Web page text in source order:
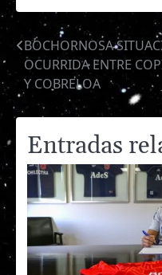
Navegación
de
entradas
BOCHORNOSA
OCURRIDA ENTRE
Y COBRELOA
Entradas